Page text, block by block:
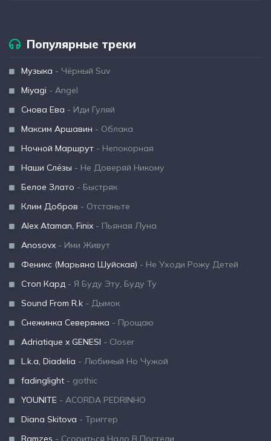
Популярные треки
Музыка - Чёрный Suv
Miyagi - Angel
Снова Ева - Иди Гуляй
Максим Аршавин - Облака
Ночной Маршрут - Непокорная
Наши Слёзы - Не Доверяй Никому
Белое Злато - Быстряк
Клим Добров - Отстаньте
Alex Ataman, Finix - Пьяная Луна
Anosovx - Ими Живут
Феникс (Марьяна Шуйская) - Не Уходи Рожу Детей
Стоп Кард - Я Буду Эту, Буду Ту
Sound From R.k - Дымок
Снежинка Северянка - Прощаю
Adriatique x GENESI - Closer
L.k.a, Diadelia - Любимый Но Чужой
fadinglight - gothic
YOUNITE - ACORDA PEDRINHO
Diana Skitova - Триггер
Ramzes - Ссориться Надо В Постели